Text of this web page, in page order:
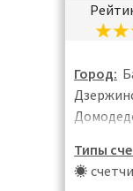
Город:
Типы